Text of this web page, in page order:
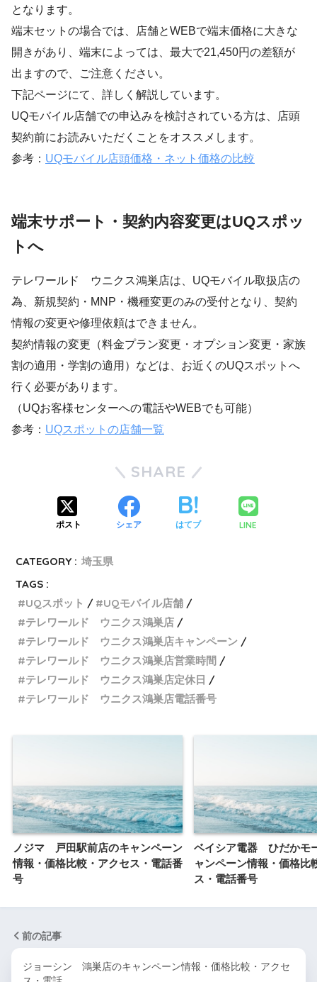
となります。
端末セットの場合では、店舗とWEBで端末価格に大きな
開きがあり、端末によっては、最大で21,450円の差額が
出ますので、ご注意ください。
下記ページにて、詳しく解説しています。
UQモバイル店舗での申込みを検討されている方は、店頭
契約前にお読みいただくことをオススメします。
参考： UQモバイル店頭価格・ネット価格の比較
端末サポート・契約内容変更はUQスポッ
トへ
テレワールド ウニクス鴻巣店は、UQモバイル取扱店の
為、新規契約・MNP・機種変更のみの受付となり、契約
情報の変更や修理依頼はできません。
契約情報の変更（料金プラン変更・オプション変更・家族
割の適用・学割の適用）などは、お近くのUQスポットへ
行く必要があります。
（UQお客様センターへの電話やWEBでも可能）
参考： UQスポットの店舗一覧
SHARE
ポスト シェア はてブ LINE
CATEGORY : 埼玉県
TAGS :
UQスポット
UQモバイル店舗
テレワールド ウニクス鴻巣店
テレワールド ウニクス鴻巣店キャンペーン
テレワールド ウニクス鴻巣店営業時間
テレワールド ウニクス鴻巣店定休日
テレワールド ウニクス鴻巣店電話番号
ノジマ 戸田駅前店のキャンペーン
情報・価格比較・アクセス・電話番
号
ベイシア電器 ひだかモ
ャンペーン情報・価格比
ス・電話番号
前の記事
ジョーシン 鴻巣店のキャンペーン情報・価格比較・アクセ